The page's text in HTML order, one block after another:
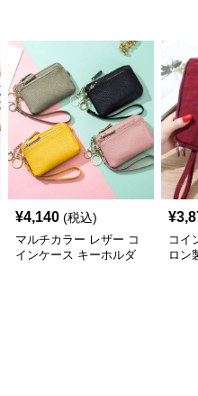
¥4,140 (税込)
マルチカラー レザー コ
インケース キーホルダ
¥
コイ
ロン